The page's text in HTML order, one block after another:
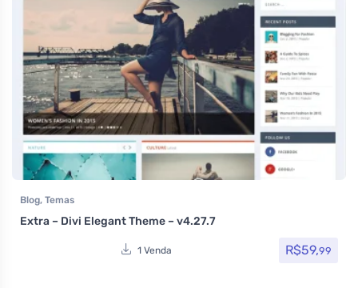
Blog, Temas
Extra – Divi Elegant Theme – v4.27.7
1 Venda R$59,99